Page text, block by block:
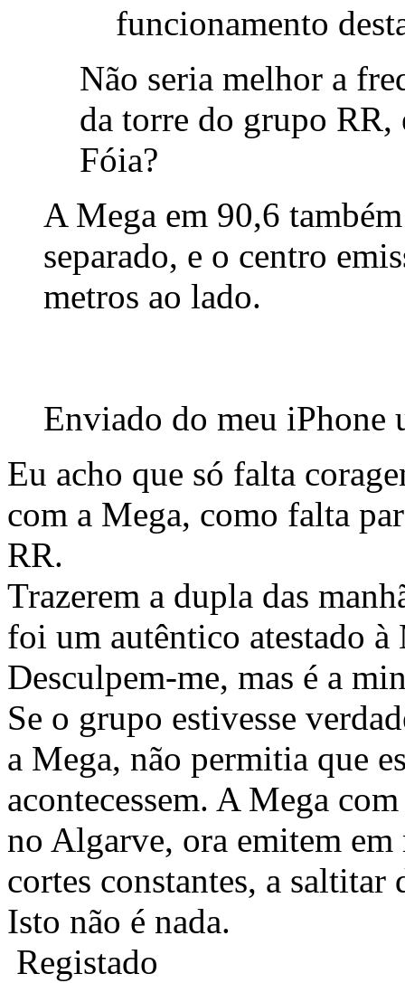
funcionamento
Não seria melhor a
da torre do grupo RR,
Fóia?
A Mega em 90,6
separado, e o centro
metros ao lado.
Enviado do meu iPhone
Eu acho que só falta
com a Mega, como falta
RR.
Trazerem a dupla das
foi um autêntico atestado à
Desculpem-me, mas é a
Se o grupo estivesse
a Mega, não permitia que
acontecessem. A Mega
no Algarve, ora emitem
cortes constantes, a
Isto não é nada.
Registado